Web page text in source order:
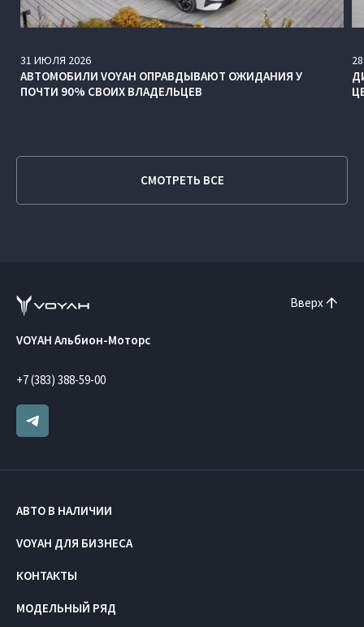
31 ИЮЛЯ 2026
АВТОМОБИЛИ VOYAH ОПРАВДЫВАЮТ ОЖИДАНИЯ У
ПОЧТИ 90% СВОИХ ВЛАДЕЛЬЦЕВ
28
СМОТРЕТЬ ВСЕ
Вверх
VOYAH Альбион-Моторс
+7 (383) 388-59-00
АВТО В НАЛИЧИИ
VOYAH ДЛЯ БИЗНЕСА
КОНТАКТЫ
МОДЕЛЬНЫЙ РЯД